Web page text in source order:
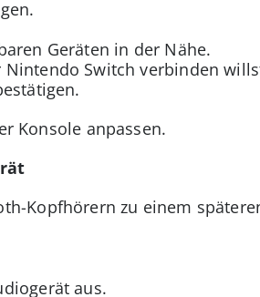
Geräten in der Nähe.
Switch verbinden
Konsole anpassen.
Kopfhörern zu einem
aus.